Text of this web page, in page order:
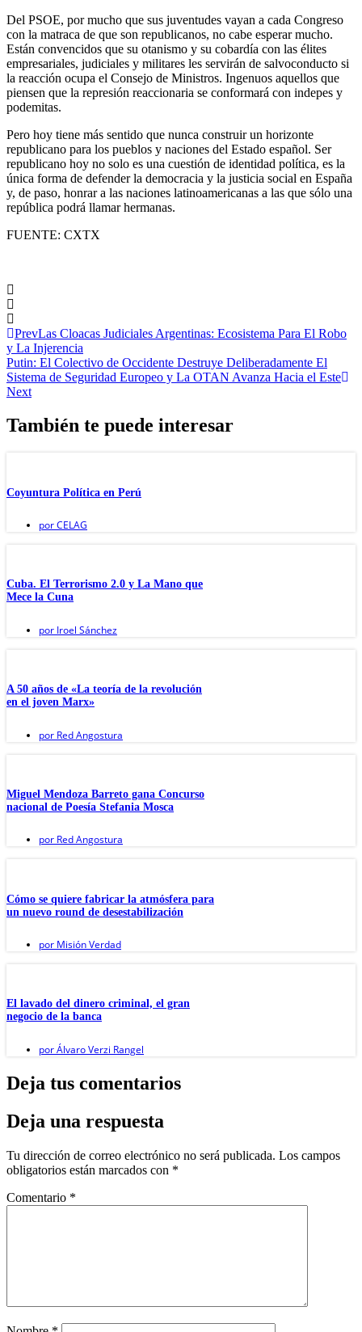
Del PSOE, por mucho que sus juventudes vayan a cada Congreso
con la matraca de que son republicanos, no cabe esperar mucho.
Están convencidos que su otanismo y su cobardía con las élites
empresariales, judiciales y militares les servirán de salvoconducto si
la reacción ocupa el Consejo de Ministros. Ingenuos aquellos que
piensen que la represión reaccionaria se conformará con indepes y
podemitas.
Pero hoy tiene más sentido que nunca construir un horizonte
republicano para los pueblos y naciones del Estado español. Ser
republicano hoy no solo es una cuestión de identidad política, es la
única forma de defender la democracia y la justicia social en España
y, de paso, honrar a las naciones latinoamericanas a las que sólo una
república podrá llamar hermanas.
FUENTE: CXTX
PrevLas Cloacas Judiciales Argentinas: Ecosistema Para El Robo
y La Injerencia
Putin: El Colectivo de Occidente Destruye Deliberadamente El
Sistema de Seguridad Europeo y La OTAN Avanza Hacia el Este
Next
También te puede interesar
Coyuntura Política en Perú
porCELAG
Cuba. El Terrorismo 2.0 y La Mano que
Mece la Cuna
por Iroel Sánchez
A 50 años de «La teoría de la revolución
en el joven Marx»
por Red Angostura
Miguel Mendoza Barreto gana Concurso
nacional de Poesía Stefania Mosca
por Red Angostura
Cómo se quiere fabricar la atmósfera para
un nuevo round de desestabilización
por Misión Verdad
El lavado del dinero criminal, el gran
negocio de la banca
porÁlvaro Verzi Rangel
Deja tus comentarios
Deja una respuesta
Tu dirección de correo electrónico no será publicada. Los campos
obligatorios están marcados con *
Comentario *